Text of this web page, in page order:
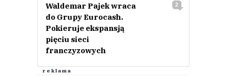
Waldemar Pajek wraca
do Grupy Eurocash.
Pokieruje ekspansją
pięciu sieci
franczyzowych
2